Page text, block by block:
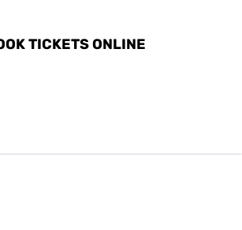
TICKETS ONLINE